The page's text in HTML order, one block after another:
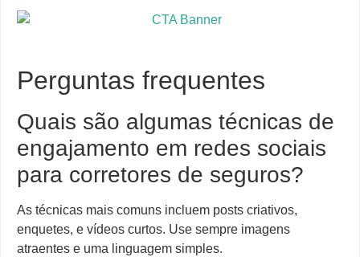
Perguntas frequentes
Quais são algumas técnicas de
engajamento em redes sociais
para corretores de seguros?
As técnicas mais comuns incluem posts criativos,
enquetes, e vídeos curtos. Use sempre imagens
atraentes e uma linguagem simples.